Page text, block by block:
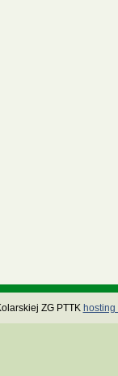
ZG PTTK hosting